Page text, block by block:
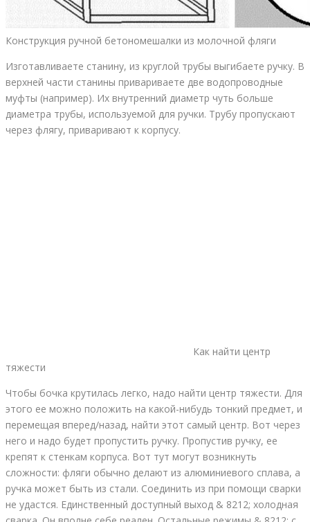
Конструкция ручной бетономешалки из молочной фляги
Изготавливаете станину, из круглой трубы выгибаете ручку. В
верхней части станины привариваете две водопроводные
муфты (например). Их внутренний диаметр чуть больше
диаметра трубы, используемой для ручки. Трубу пропускают
через флягу, приваривают к корпусу.
Как найти центр
тяжести
Чтобы бочка крутилась легко, надо найти центр тяжести. Для
этого ее можно положить на какой-нибудь тонкий предмет, и
перемещая вперед/назад, найти этот самый центр. Вот через
него и надо будет пропустить ручку. Пропустив ручку, ее
крепят к стенкам корпуса. Вот тут могут возникнуть
сложности: фляги обычно делают из алюминиевого сплава, а
ручка может быть из стали. Соединить из при помощи сварки
не удастся. Единственный доступный выход & 8212; холодная